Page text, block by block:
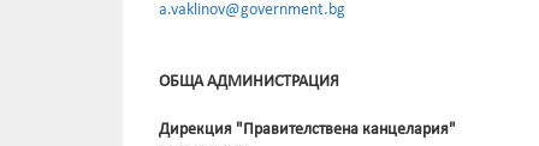
a.vaklinov@government.bg
ОБЩА АДМИНИСТРАЦИЯ
Дирекция "Правителствена канцелария"